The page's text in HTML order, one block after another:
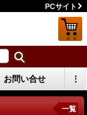
PCサイト
お問い合せ ⋮
一覧